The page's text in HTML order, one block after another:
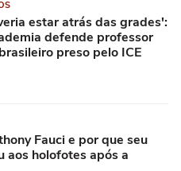
estar atrás das grades':
defende professor
preso pelo ICE
Fauci e por que seu
aos holofotes após a